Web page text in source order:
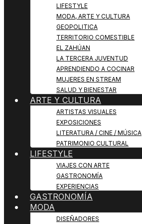
LIFESTYLE
MODA, ARTE Y CULTURA
GEOPOLITICA
TERRITORIO COMESTIBLE
EL ZAHÚAN
LA TERCERA JUVENTUD
APRENDIENDO A COCINAR
MUJERES EN STREAM
SALUD Y BIENESTAR
ARTE Y CULTURA
ARTISTAS VISUALES
EXPOSICIONES
LITERATURA / CINE / MÚSICA
PATRIMONIO CULTURAL
LIFESTYLE
VIAJES CON ARTE
GASTRONOMÍA
EXPERIENCIAS
GASTRONOMÍA
MODA
DISEÑADORES